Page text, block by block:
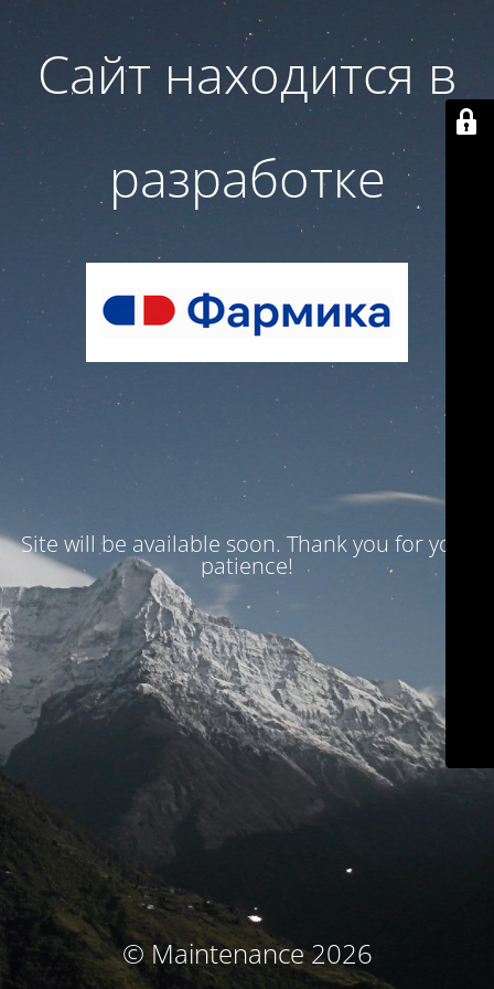
Сайт находится в
разработке
Site will be available soon. Thank you for your
patience!
© Maintenance 2026